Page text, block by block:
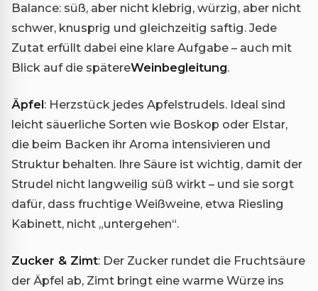
Balance: süß, aber nicht klebrig, würzig, aber nicht
schwer, knusprig und gleichzeitig saftig. Jede
Zutat erfüllt dabei eine klare Aufgabe – auch mit
Blick auf die spätereWeinbegleitung.
Äpfel: Herzstück jedes Apfelstrudels. Ideal sind
leicht säuerliche Sorten wie Boskop oder Elstar,
die beim Backen ihr Aroma intensivieren und
Struktur behalten. Ihre Säure ist wichtig, damit der
Strudel nicht langweilig süß wirkt – und sie sorgt
dafür, dass fruchtige Weißweine, etwa Riesling
Kabinett, nicht „untergehen“.
Zucker & Zimt: Der Zucker rundet die Fruchtsäure
der Äpfel ab, Zimt bringt eine warme Würze ins